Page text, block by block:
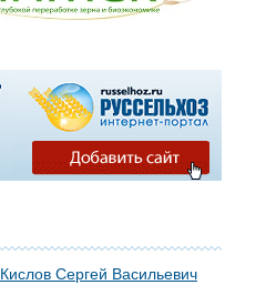
Кислов Сергей Васильевич